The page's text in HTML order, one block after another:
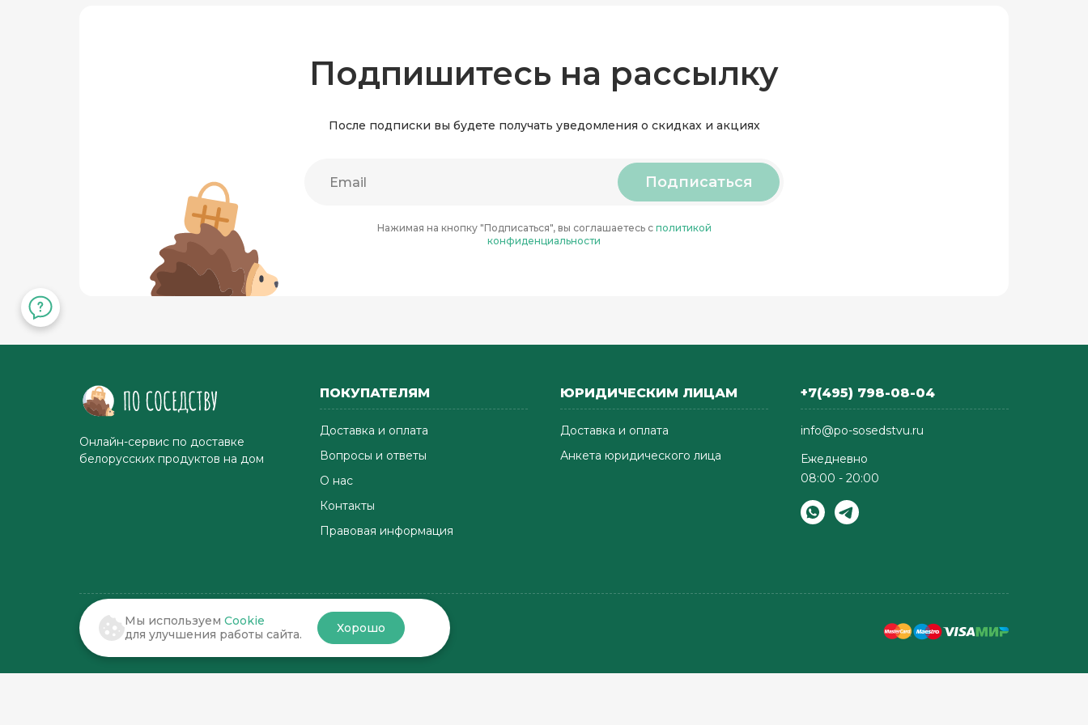
Подпишитесь на рассылку
После подписки вы будете получать уведомления о скидках и акциях
Подписаться
Нажимая на кнопку "Подписаться", вы соглашаетесь с политикой
конфиденциальности
Онлайн-сервис по доставке
белорусских продуктов на дом
ПОКУПАТЕЛЯМ
Доставка и оплата
Вопросы и ответы
О нас
Контакты
Правовая информация
ЮРИДИЧЕСКИМ ЛИЦАМ
Доставка и оплата
Анкета юридического лица
+7(495) 798-08-04
info@po-sosedstvu.ru
Ежедневно
08:00 - 20:00
© 2022-2026 . По соседству
Мы используем Cookie
для улучшения работы сайта.
Хорошо